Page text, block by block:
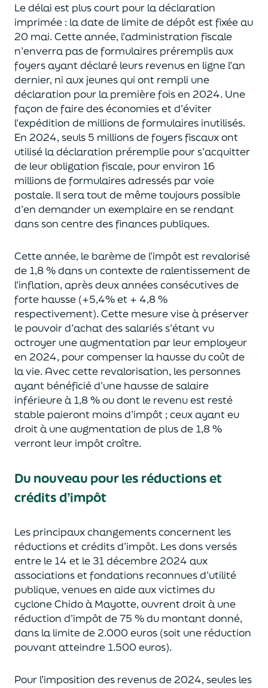
Le délai est plus court pour la déclaration
imprimée : la date de limite de dépôt est fixée au
20 mai. Cette année, l’administration fiscale
n’enverra pas de formulaires préremplis aux
foyers ayant déclaré leurs revenus en ligne l’an
dernier, ni aux jeunes qui ont rempli une
déclaration pour la première fois en 2024. Une
façon de faire des économies et d’éviter
l’expédition de millions de formulaires inutilisés.
En 2024, seuls 5 millions de foyers fiscaux ont
utilisé la déclaration préremplie pour s’acquitter
de leur obligation fiscale, pour environ 16
millions de formulaires adressés par voie
postale. Il sera tout de même toujours possible
d’en demander un exemplaire en se rendant
dans son centre des finances publiques.
Cette année, le barème de l’impôt est revalorisé
de 1,8 % dans un contexte de ralentissement de
l’inflation, après deux années consécutives de
forte hausse (+5,4% et + 4,8 %
respectivement). Cette mesure vise à préserver
le pouvoir d’achat des salariés s’étant vu
octroyer une augmentation par leur employeur
en 2024, pour compenser la hausse du coût de
la vie. Avec cette revalorisation, les personnes
ayant bénéficié d’une hausse de salaire
inférieure à 1,8 % ou dont le revenu est resté
stable paieront moins d’impôt ; ceux ayant eu
droit à une augmentation de plus de 1,8 %
verront leur impôt croître.
Du nouveau pour les réductions et
crédits d’impôt
Les principaux changements concernent les
réductions et crédits d’impôt. Les dons versés
entre le 14 et le 31 décembre 2024 aux
associations et fondations reconnues d’utilité
publique, venues en aide aux victimes du
cyclone Chido à Mayotte, ouvrent droit à une
réduction d’impôt de 75 % du montant donné,
dans la limite de 2.000 euros (soit une réduction
pouvant atteindre 1.500 euros).
Pour l’imposition des revenus de 2024, seules les